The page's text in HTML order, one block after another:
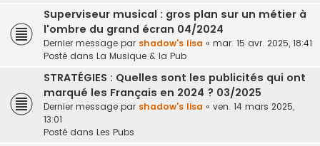
Superviseur musical : gros plan sur un métier à
l'ombre du grand écran 04/2024
Dernier message par shadow's lisa « mar. 15 avr. 2025, 18:41
Posté dans La Musique & la Pub
STRATÉGIES : Quelles sont les publicités qui ont
marqué les Français en 2024 ? 03/2025
Dernier message par shadow's lisa « ven. 14 mars 2025,
13:01
Posté dans Les Pubs